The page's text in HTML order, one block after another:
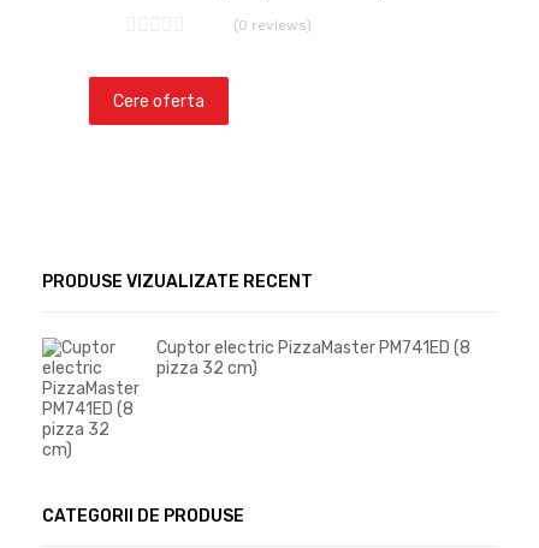
(0 reviews)
Cere oferta
PRODUSE VIZUALIZATE RECENT
Cuptor electric PizzaMaster PM741ED (8
pizza 32 cm)
CATEGORII DE PRODUSE